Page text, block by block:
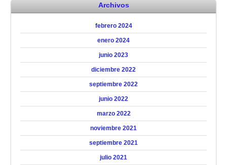
Archivos
febrero 2024
enero 2024
junio 2023
diciembre 2022
septiembre 2022
junio 2022
marzo 2022
noviembre 2021
septiembre 2021
julio 2021